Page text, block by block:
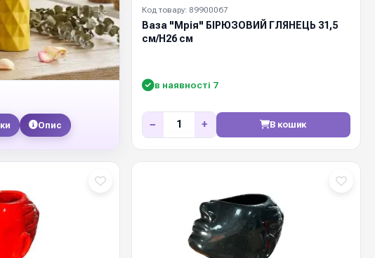
Опис
Код товару: 89900067
Ваза "Мрія" БІРЮЗОВИЙ ГЛЯНЕЦЬ 31,5
см/Н26 см
в наявності 7
− + В кошик